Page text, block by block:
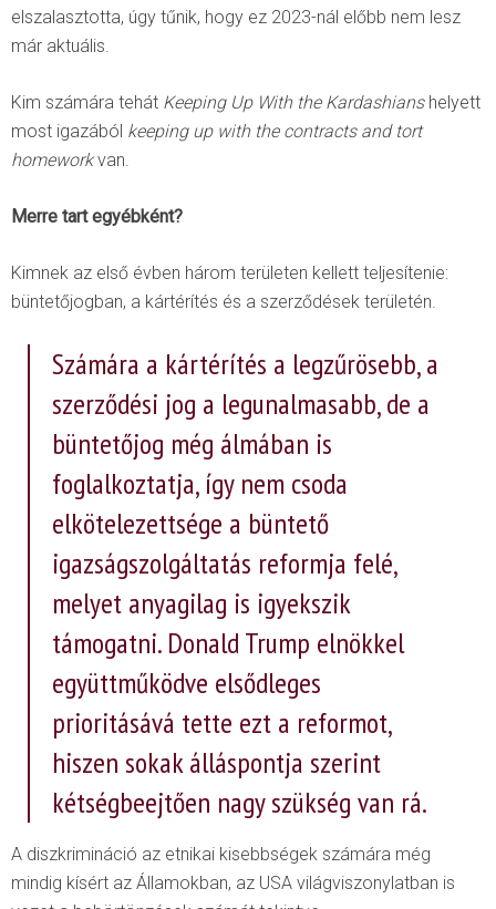
elszalasztotta, úgy tűnik, hogy ez 2023-nál előbb nem lesz
már aktuális.
Kim számára tehát Keeping Up With the Kardashianshelyett
most igazából keeping up with the contracts and tort
homeworkvan.
Merre tart egyébként?
Kimnek az első évben három területen kellett teljesítenie:
büntetőjogban, a kártérítés és a szerződések területén.
Számára a kártérítés a legzűrösebb, a
szerződési jog a legunalmasabb, de a
büntetőjog még álmában is
foglalkoztatja, így nem csoda
elkötelezettsége a büntető
igazságszolgáltatás reformja felé,
melyet anyagilag is igyekszik
támogatni. Donald Trump elnökkel
együttműködve elsődleges
prioritásává tette ezt a reformot,
hiszen sokak álláspontja szerint
kétségbeejtően nagy szükség van rá.
A diszkrimináció az etnikai kisebbségek számára még
mindig kísért az Államokban, az USA világviszonylatban is